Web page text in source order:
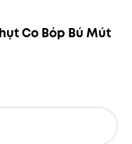
Co Bóp Bú Mút